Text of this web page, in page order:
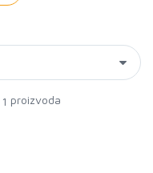
1 proizvoda